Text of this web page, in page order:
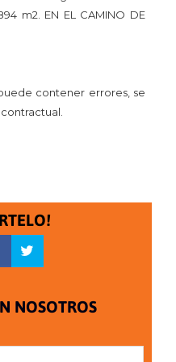
m2. EN EL CAMINO DE
contener errores, se
NOSOTROS